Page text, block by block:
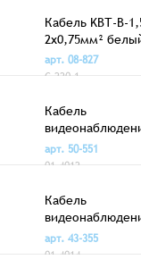
Кабель KBТ-B-
2x0,75мм²
арт. 08-827
C-220-1
Кабель
я КВК-В-1,5
2x0,5мм²
арт. 50-551
01-4012
Кабель
КВК-В-1,5
2x0,75мм²
арт. 43-355
01-4014